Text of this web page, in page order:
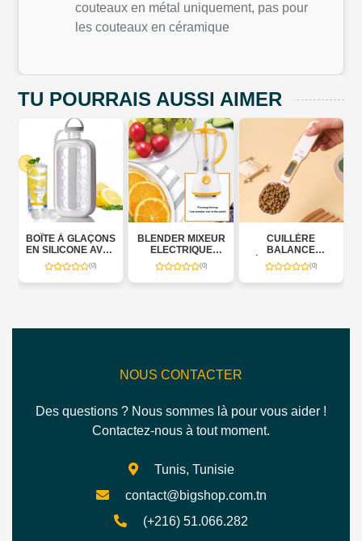
couteaux en métal uniquement, pas pour
les couteaux en céramique
TU POURRAIS AUSSI AIMER
À GLAÇONS
SILICONE AVEC
BAC DE
–
CUBE BOX 800
(0)
BLENDER MIXEUR
ELECTRIQUE
1000W
(0)
CUILLÈRE
BALANCE
ÉLECTRONIQUE
(0)
NOUS CONTACTER
Des questions ? Nous sommes là pour vous aider !
Contactez-nous à tout moment.
Tunis, Tunisie
contact@bigshop.com.tn
(+216) 51.066.282